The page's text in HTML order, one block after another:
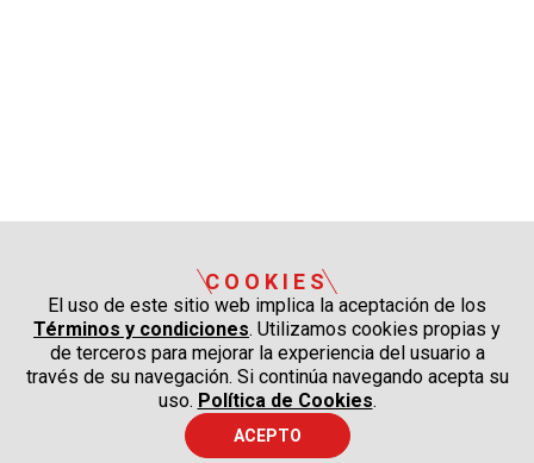
COOKIES
El uso de este sitio web implica la aceptación de los
Términos y condiciones. Utilizamos cookies propias y
de terceros para mejorar la experiencia del usuario a
través de su navegación. Si continúa navegando acepta su
uso. Política de Cookies.
ACEPTO